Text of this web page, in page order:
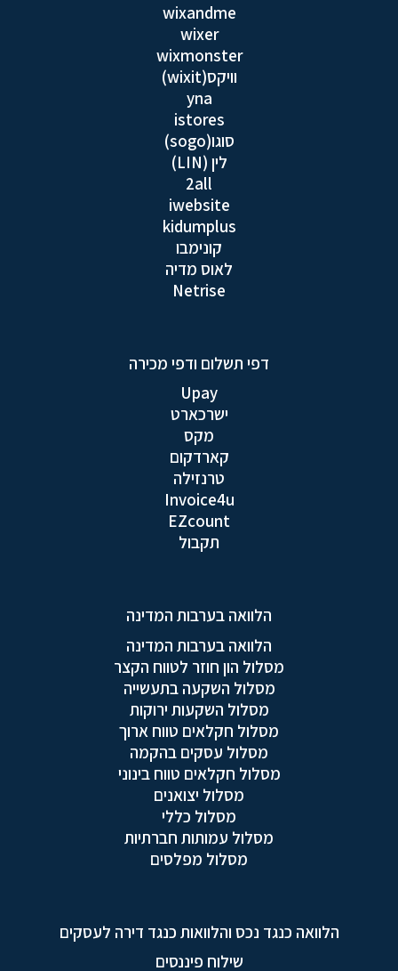
wixandme
wixer
wixmonster
וויקס(wixit)
yna
istores
סוגו(sogo)
לין (LIN)
2all
iwebsite
kidumplus
קונימבו
לאוס מדיה
Netrise
דפי תשלום ודפי מכירה
Upay
ישרכארט
מקס
קארדקום
טרנזילה
Invoice4u
EZcount
תקבול
הלוואה בערבות המדינה
הלוואה בערבות המדינה
מסלול הון חוזר לטווח הקצר
מסלול השקעה בתעשייה
מסלול השקעות ירוקות
מסלול חקלאים טווח ארוך
מסלול עסקים בהקמה
מסלול חקלאים טווח בינוני
מסלול יצואנים
מסלול כללי
מסלול עמותות חברתיות
מסלול מפלסים
הלוואה כנגד נכס והלוואות כנגד דירה לעסקים
שילוח פיננסים